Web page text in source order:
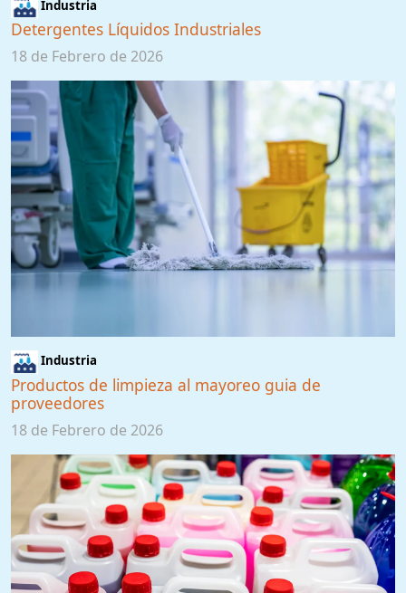
Industria
Detergentes Líquidos Industriales
18 de Febrero de 2026
Industria
Productos de limpieza al mayoreo guia de
proveedores
18 de Febrero de 2026